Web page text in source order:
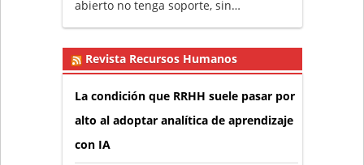
abierto no tenga soporte, sin…
Revista Recursos Humanos
La condición que RRHH suele pasar por
alto al adoptar analítica de aprendizaje
con IA